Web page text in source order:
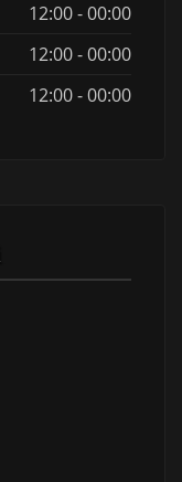
12:00 - 00:00
12:00 - 00:00
12:00 - 00:00